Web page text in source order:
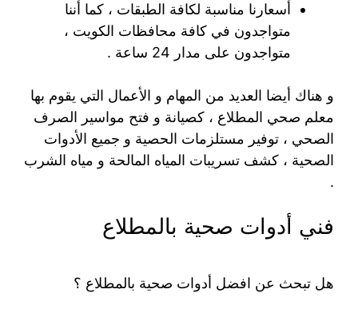
أسعارنا مناسبة لكافة الطبقات ، كما أننا
متواجدون في كافة محافظات الكويت ،
متواجدون على مدار 24 ساعة .
و هناك أيضا العديد من المهام و الأعمال التي يقوم بها
معلم صحي المطلاع ، كصيانة و فتح مواسير الصرف
الصحي ، توفير مستلزمات الحصية و جميع الأدوات
الصحية ، كشف تسريبات المياه المالحة و مياه الشرب
.
فني أدوات صحية بالمطلاع
هل تبحث عن افضل أدوات صحية بالمطلاع ؟